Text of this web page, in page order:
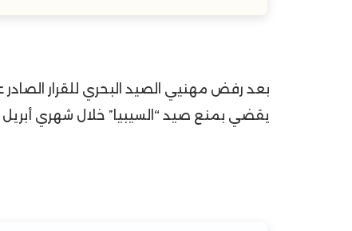
يقضي بمنع صيد “السيبيا” خلال شهري أبريل